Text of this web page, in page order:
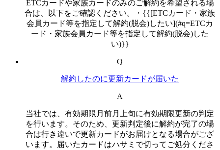
ETCカードや家族カードのみのご解約を希望される場
合は、以下をご確認ください。・{{[ETCカード・家族
会員カード等を指定して解約(脱会)したい](#q=ETCカ
ード・家族会員カード等を指定して解約(脱会)した
い)}}
Q
解約したのに更新カードが届いた
A
当社では、有効期限月前月上旬に有効期限更新の判定
を行います。そのため、更新判定後に解約が完了の場
合は行き違いで更新カードがお届けとなる場合がござ
います。届いたカードはハサミで切ってご処分くださ